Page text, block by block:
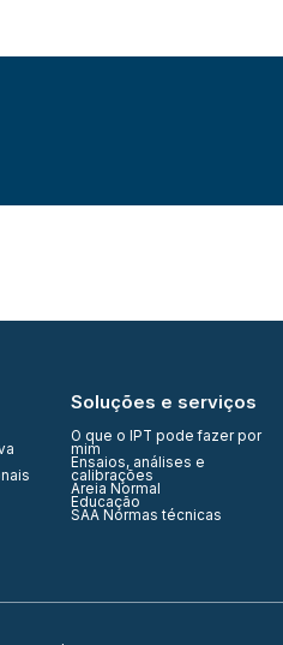
Soluções e serviços
O que o IPT pode fazer por
mim
Ensaios, análises e
calibrações
Areia Normal
Educação
SAA Normas técnicas